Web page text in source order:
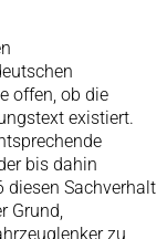
offen, ob die
existiert.
bis dahin
diesen Sachverhalt
Grund,
zu